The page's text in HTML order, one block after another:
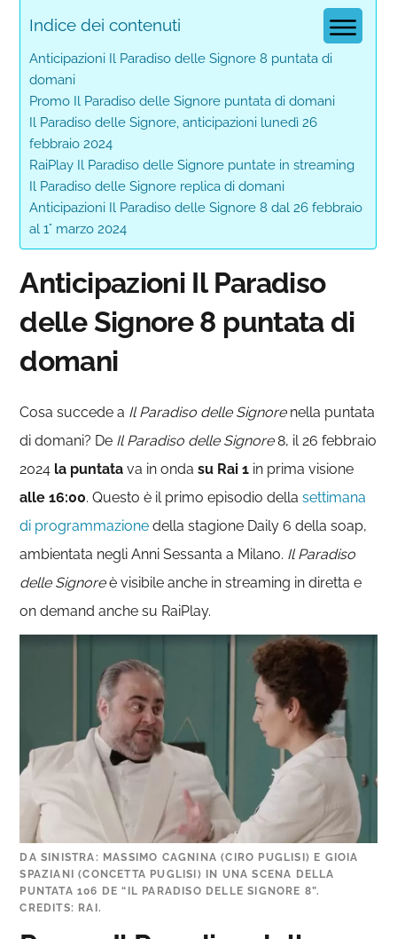
Indice dei contenuti
Anticipazioni Il Paradiso delle Signore 8 puntata di
domani
Promo Il Paradiso delle Signore puntata di domani
Il Paradiso delle Signore, anticipazioni lunedì 26
febbraio 2024
RaiPlay Il Paradiso delle Signore puntate in streaming
Il Paradiso delle Signore replica di domani
Anticipazioni Il Paradiso delle Signore 8 dal 26 febbraio
al 1° marzo 2024
Anticipazioni Il Paradiso
delle Signore 8 puntata di
domani
Cosa succede a Il Paradiso delle Signorenella puntata
di domani? De Il Paradiso delle Signore8, il 26 febbraio
2024 la puntatava in ondasu Rai 1 in prima visione
alle 16:00. Questo è il primo episodio dellasettimana
di programmazione della stagione Daily 6 della soap,
ambientata negli Anni Sessanta a Milano. Il Paradiso
delle Signoreè visibile anche in streaming in diretta e
on demand anche su RaiPlay.
DA SINISTRA: MASSIMO CAGNINA (CIRO PUGLISI) E GIOIA
SPAZIANI (CONCETTA PUGLISI) IN UNA SCENA DELLA
PUNTATA 106 DE “IL PARADISO DELLE SIGNORE 8”.
CREDITS: RAI.